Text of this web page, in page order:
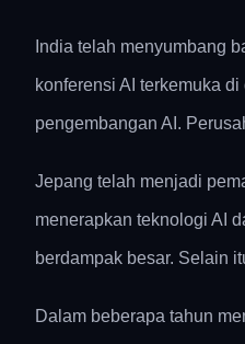
India telah menyumbang
konferensi AI terkemuka
pengembangan AI.
Jepang telah menjadi
menerapkan teknologi AI
berdampak besar. Selain
Dalam beberapa tahun